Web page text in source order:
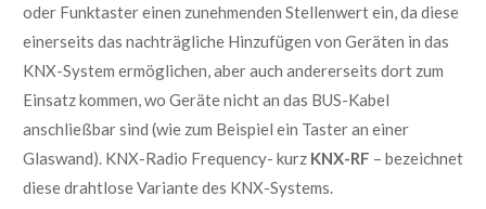
oder Funktaster einen zunehmenden Stellenwert ein, da diese
einerseits das nachträgliche Hinzufügen von Geräten in das
KNX-System ermöglichen, aber auch andererseits dort zum
Einsatz kommen, wo Geräte nicht an das BUS-Kabel
anschließbar sind (wie zum Beispiel ein Taster an einer
Glaswand). KNX-Radio Frequency- kurz KNX-RF – bezeichnet
diese drahtlose Variante des KNX-Systems.